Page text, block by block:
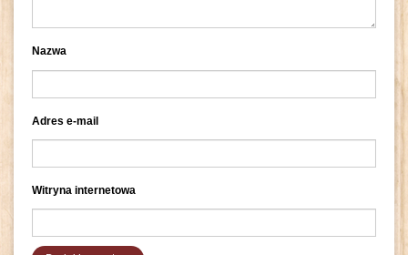
Nazwa
Adres e-mail
Witryna internetowa